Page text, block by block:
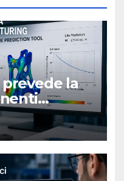
la
in 3D